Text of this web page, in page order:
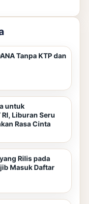
Tanpa KTP dan
untuk
Liburan Seru
Rasa Cinta
Rilis pada
Masuk Daftar